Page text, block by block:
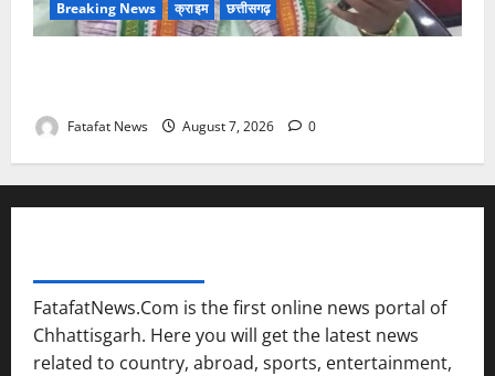
Breaking News क्राइम छत्तीसगढ़
Fatafat News August 7, 2026 0
FatafatNews.Com is the first online news portal of
Chhattisgarh. Here you will get the latest news
related to country, abroad, sports, entertainment,